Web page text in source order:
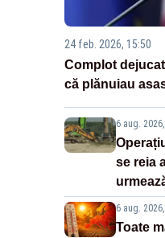
24 feb. 2026, 15:50
Complot
că plănuiau
6 aug.
se reia
6 aug.
Toate